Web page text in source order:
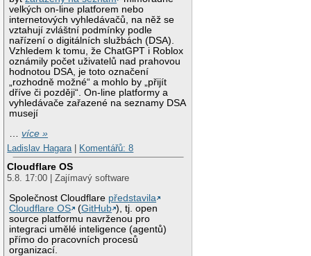
velkých on-line platforem nebo
internetových vyhledávačů, na něž se
vztahují zvláštní podmínky podle
nařízení o digitálních službách (DSA).
Vzhledem k tomu, že ChatGPT i Roblox
oznámily počet uživatelů nad prahovou
hodnotou DSA, je toto označení
„rozhodně možné“ a mohlo by „přijít
dříve či později“. On-line platformy a
vyhledávače zařazené na seznamy DSA
musejí
…více »
Ladislav Hagara| Komentářů: 8
Cloudflare OS
5.8. 17:00 | Zajímavý software
Společnost Cloudflare představila
Cloudflare OS
(GitHub ), tj. open
source platformu navrženou pro
integraci umělé inteligence (agentů)
přímo do pracovních procesů
organizací.